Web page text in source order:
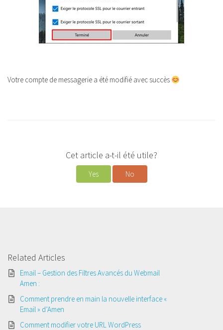
Votre compte de messagerie a été modifié avec succès
Cet article a-t-il été utile?
Yes No
Related Articles
Email – Gestion des Filtres Avancés du Webmail
Amen :
Comment prendre en main la nouvelle interface «
Email » d’Amen
Comment modifier votre URL WordPress